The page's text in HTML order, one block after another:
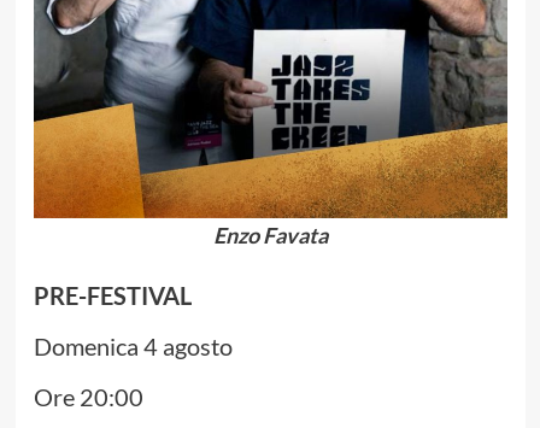
Enzo Favata
PRE-FESTIVAL
Domenica 4 agosto
Ore 20:00